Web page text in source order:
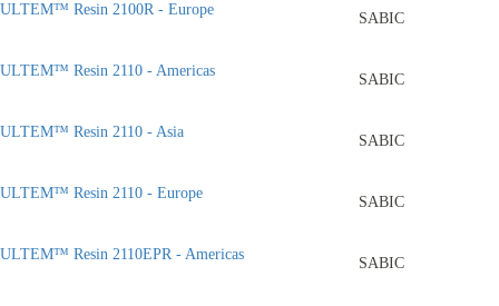
ULTEM™ Resin 2100R - Europe
SABIC
ULTEM™ Resin 2110 - Americas
SABIC
ULTEM™ Resin 2110 - Asia
SABIC
ULTEM™ Resin 2110 - Europe
SABIC
ULTEM™ Resin 2110EPR - Americas
SABIC